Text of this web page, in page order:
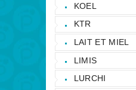
KOEL
KTR
LAIT ET MIEL
LIMIS
LURCHI